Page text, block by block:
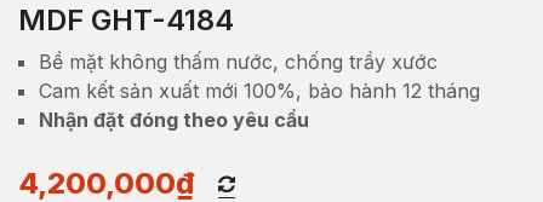
MDF GHT-4184
Bề mặt không thấm nước, chống trầy xước
Cam kết sản xuất mới 100%, bảo hành 12 tháng
Nhận đặt đóng theo yêu cầu
4,200,000₫